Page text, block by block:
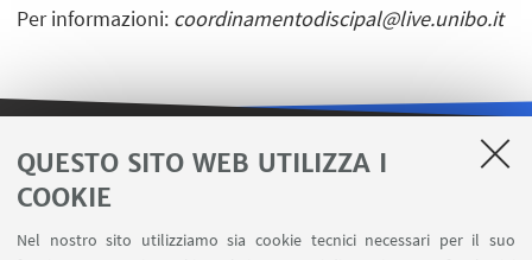
QUESTO SITO WEB UTILIZZA I
COOKIE
Nel nostro sito utilizziamo sia cookie tecnici necessari per il suo
Per informazioni: coordinamentodiscipal@live.unibo.it
LINK UTILI